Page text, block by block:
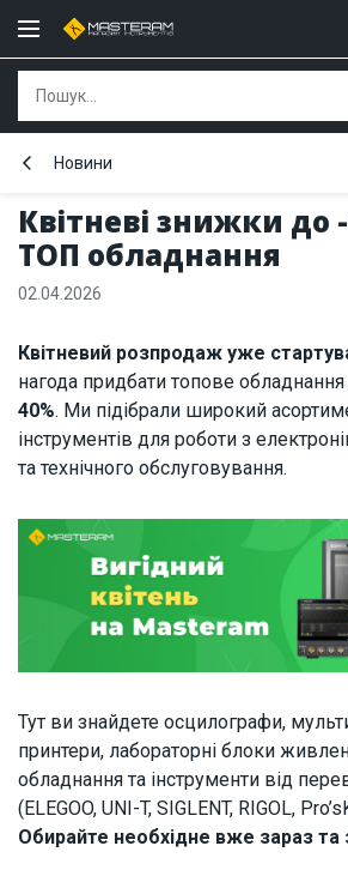
Квітневі знижки до
ТОП обладнання
Новини
02.04.2026
Квітневий розпродаж уже
нагода придбати топове обладнання
40%. Ми підібрали широкий
інструментів для роботи з
та технічного обслуговування.
Тут ви знайдете осцилографи,
принтери, лабораторні блоки
обладнання та інструменти від
(ELEGOO, UNI-T, SIGLENT, RIGOL,
Обирайте необхідне вже зараз